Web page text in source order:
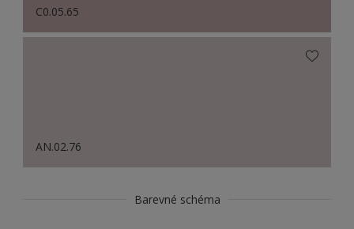
C0.05.65
AN.02.76
Barevné schéma